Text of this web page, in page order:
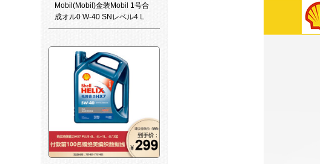
Mobil(Mobil)金装Mobil 1号合
成オル0 W-40 SNレベル4 L